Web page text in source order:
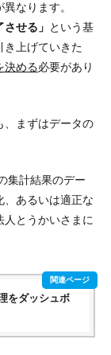
なります。
せる」 という基
き上げていきた
決める必要があり
、まずはデータの
集計結果のデー
、あるいは適正な
とうかいさまに
をダッシュボ